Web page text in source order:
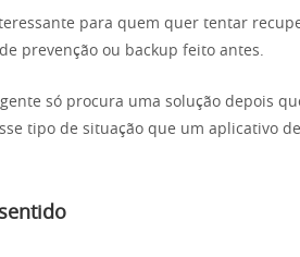
para quem quer tentar
prevenção ou backup feito antes.
só procura uma solução depois
tipo de situação que um aplicativo